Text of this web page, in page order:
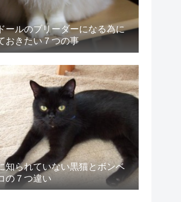
ールのブリーダーになる為に
おきたい７つの事
知られていない黒猫とボンベ
の７つ違い